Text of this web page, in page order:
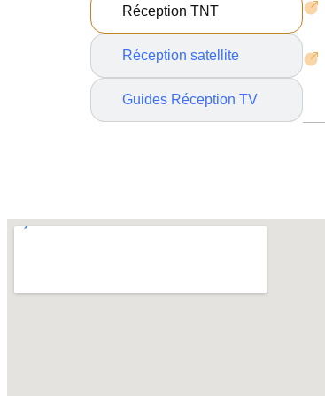
Réception TNT
Réception satellite
Guides Réception TV